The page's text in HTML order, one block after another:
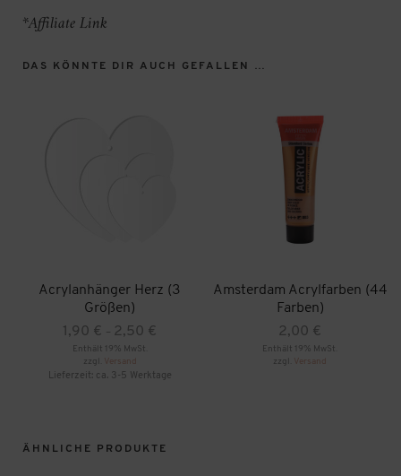
*Affiliate Link
DAS KÖNNTE DIR AUCH GEFALLEN …
Acrylanhänger Herz (3
Größen)
1,90 € – 2,50 €
2,50 €
Enthält 19% MwSt.
zzgl. Versand
Lieferzeit: ca. 3-5 Werktage
mehrere
Amsterdam Acrylfarben (44
Farben)
2,00 €
Enthält 19% MwSt.
zzgl. Versand
ÄHNLICHE PRODUKTE